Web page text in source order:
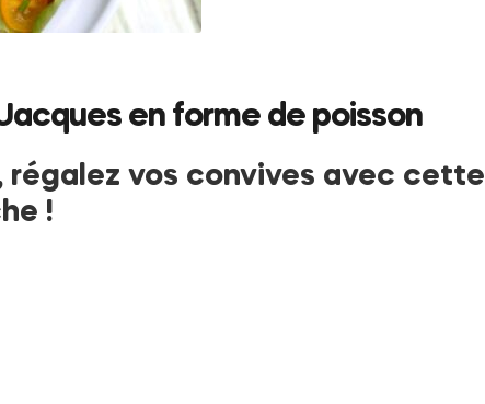
en forme de poisson
régalez vos convives avec cette
!